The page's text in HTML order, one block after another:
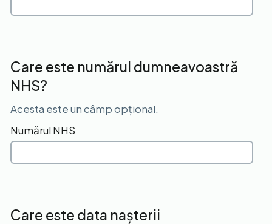
Care este numărul dumneavoastră
NHS?
Acesta este un câmp opțional.
Numărul NHS
Care este data nașterii